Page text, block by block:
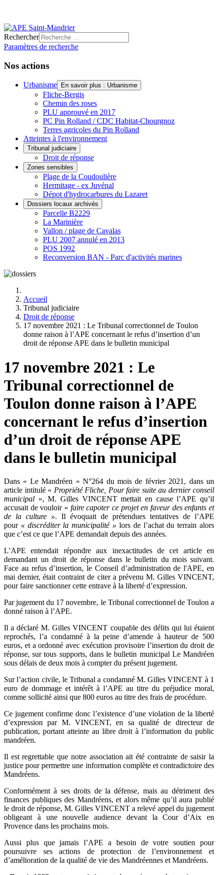
Rechercher
Paramètres de recherche
Nos actions
Urbanisme En savoir plus : Urbanisme
Fliche-Bergis
Chemin des roses
PLU approuvé en 2017
PC Pin Rolland / CDC Habitat-Chourgnoz
Terres agricoles du Pin Rolland
Atteintes à l'environnement
Tribunal judiciaire
Droit de réponse
Zones sensibles
Plage de la Coudoulière
Hermitage - ex Juvénal
Dépot d'hydrocarbures du Lazaret
Dossiers locaux archivés
Parcelle B2229
La Marinière
Vallon / plage de Cavalas
PLU 2007 annulé en 2013
POS 1992
Reconversion BAN - Parc d'activités marines
Accueil
Tribunal judiciaire
Droit de réponse
17 novembre 2021 : Le Tribunal correctionnel de Toulon
donne raison à l’APE concernant le refus d’insertion d’un
droit de réponse APE dans le bulletin municipal
17 novembre 2021 : Le
Tribunal correctionnel de
Toulon donne raison à l’APE
concernant le refus d’insertion
d’un droit de réponse APE
dans le bulletin municipal
Dans « Le Mandréen » N°264 du mois de février 2021, dans un
article intitulé « Propriété Fliche, Pour faire suite au dernier conseil
municipal », M. Gilles VINCENT mettait en cause l’APE qu’il
accusait de vouloir « faire capoter ce projet en faveur des enfants et
de la culture ». Il évoquait de prétendues tentatives de l’APE
pour« discréditer la municipalité » lors de l’achat du terrain alors
que c’est ce que l’APE demandait depuis des années.
L’APE entendait répondre aux inexactitudes de cet article en
demandant un droit de réponse dans le bulletin du mois suivant.
Face au refus d’insertion, le Conseil d’administration de l'APE, en
mai dernier, était contraint de citer a prévenu M. Gilles VINCENT,
pour faire sanctionner cette entrave à la liberté d’expression.
Par jugement du 17 novembre, le Tribunal correctionnel de Toulon a
donné raison à l’APE.
Il a déclaré M. Gilles VINCENT coupable des délits qui lui étaient
reprochés, l’a condamné à la peine d’amende à hauteur de 500
euros, et a ordonné avec exécution provisoire l’insertion du droit de
réponse, sur tous supports, dans le bulletin municipal Le Mandréen
sous délais de deux mois à compter du présent jugement.
Sur l’action civile, le Tribunal a condamné M. Gilles VINCENT à 1
euro de dommage et intérêt à l’APE au titre du préjudice moral,
comme sollicité ainsi que 800 euros au titre des frais de procédure.
Ce jugement confirme donc l’existence d’une violation de la liberté
d’expression par M. VINCENT, en sa qualité de directeur de
publication, portant atteinte au libre droit à l’information du public
mandréen.
Il est regrettable que notre association ait été contrainte de saisir la
justice pour permettre une information complète et contradictoire des
Mandréens.
Conformément à ses droits de la défense, mais au détriment des
finances publiques des Mandréens, et alors même qu’il aura publié
le droit de réponse, M. Gilles VINCENT a relevé appel du jugement
obligeant à une nouvelle audience devant la Cour d’Aix en
Provence dans les prochains mois.
Aussi plus que jamais l’APE a besoin de votre soutien pour
poursuivre ses actions de protection de l’environnement et
d’amélioration de la qualité de vie des Mandréennes et Mandréens.